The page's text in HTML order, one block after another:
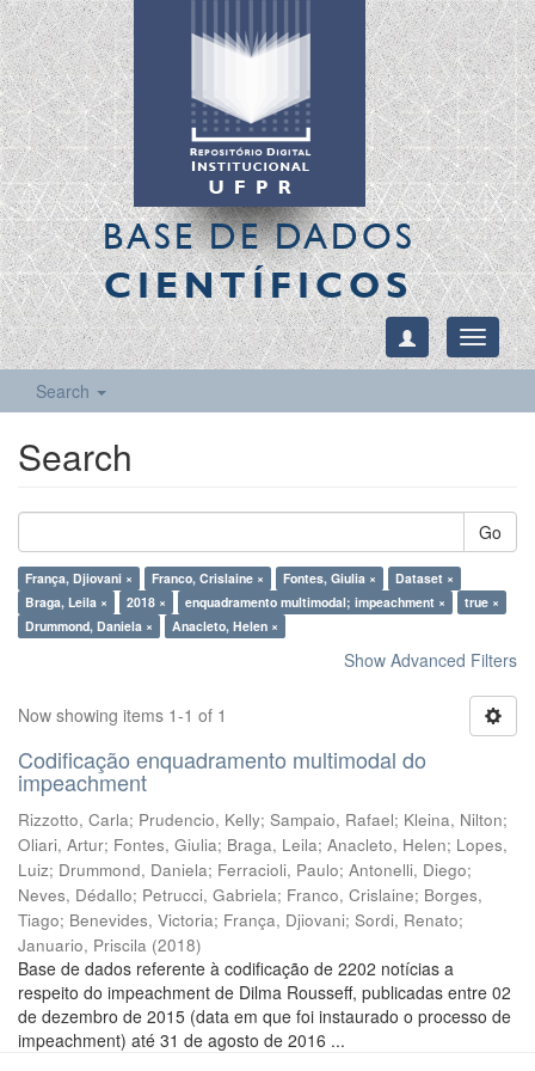
BASE DE DADOS
CIENTÍFICOS
Toggle
Search
Search
Go
França, Djiovani × Franco, Crislaine × Fontes, Giulia ×
Dataset ×
Braga, Leila ×
2018 × enquadramento multimodal; impeachment ×
true ×
Drummond, Daniela ×
Anacleto, Helen ×
Show Advanced Filters
Now showing items 1-1 of 1
Codificação enquadramento multimodal do
impeachment
Rizzotto, Carla; Prudencio, Kelly; Sampaio, Rafael; Kleina, Nilton;
Oliari, Artur; Fontes, Giulia; Braga, Leila; Anacleto, Helen; Lopes,
Luiz; Drummond, Daniela; Ferracioli, Paulo; Antonelli, Diego;
Neves, Dédallo; Petrucci, Gabriela; Franco, Crislaine; Borges,
Tiago; Benevides, Victoria; França, Djiovani; Sordi, Renato;
Januario, Priscila (2018)
Base de dados referente à codificação de 2202 notícias a
respeito do impeachment de Dilma Rousseff, publicadas entre 02
de dezembro de 2015 (data em que foi instaurado o processo de
impeachment) até 31 de agosto de 2016 ...